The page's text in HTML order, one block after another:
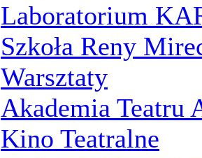
Laboratorium
Szkoła Reny
Warsztaty
Akademia Teatru
Kino Teatralne